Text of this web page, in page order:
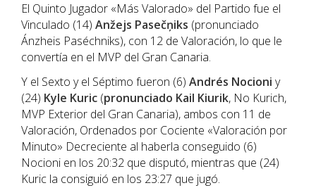
El Quinto Jugador «Más Valorado» del Partido fue el
Vinculado (14) Anžejs Pasečņiks (pronunciado
Ánzheis Paséchniks), con 12 de Valoración, lo que le
convertía en el MVP del Gran Canaria.
Y el Sexto y el Séptimo fueron (6) Andrés Nocioni y
(24) Kyle Kuric (pronunciado Kail Kiurik, No Kurich,
MVP Exterior del Gran Canaria), ambos con 11 de
Valoración, Ordenados por Cociente «Valoración por
Minuto» Decreciente al haberla conseguido (6)
Nocioni en los 20:32 que disputó, mientras que (24)
Kuric la consiguió en los 23:27 que jugó.